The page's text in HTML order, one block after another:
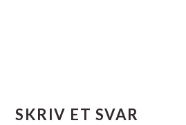
SKRIV ET SVAR